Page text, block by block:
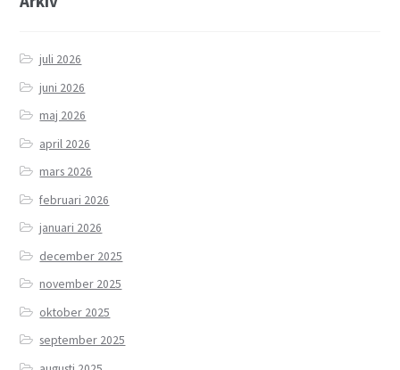
juli 2026
juni 2026
maj 2026
april 2026
mars 2026
februari 2026
januari 2026
december 2025
november 2025
oktober 2025
september 2025